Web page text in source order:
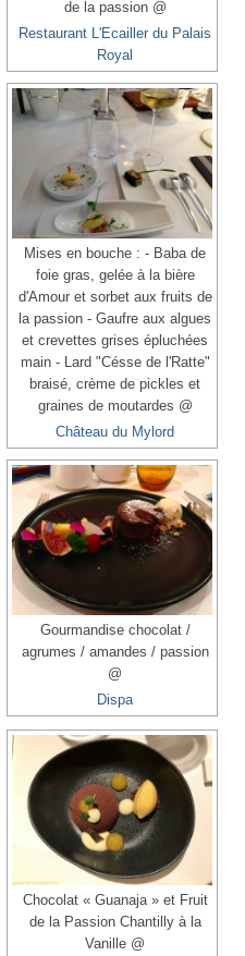
de la passion @
Restaurant L'Ecailler du Palais
Royal
Mises en bouche : - Baba de
foie gras, gelée à la bière
d'Amour et sorbet aux fruits de
la passion - Gaufre aux algues
et crevettes grises épluchées
main - Lard "Césse de l'Ratte"
braisé, crème de pickles et
graines de moutardes @
Château du Mylord
Gourmandise chocolat /
agrumes / amandes / passion
@
Dispa
Chocolat « Guanaja » et Fruit
de la Passion Chantilly à la
Vanille @